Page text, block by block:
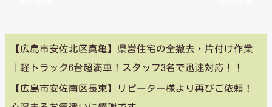
【広島市安佐北区真亀】県営住宅の全撤去・片付け作業
｜軽トラック6台超満車！スタッフ3名で迅速対応！！
【広島市安佐南区長束】リピーター様より再びご依頼！